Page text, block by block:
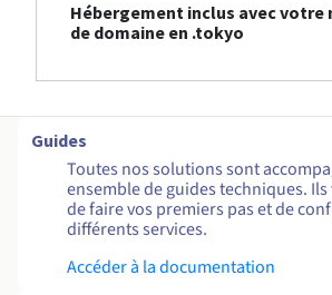
Hébergement inclus avec votre
de domaine en .tokyo
Guides
Toutes nos solutions sont
ensemble de guides techniques.
de faire vos premiers pas et de
différents services.
Accéder à la documentation